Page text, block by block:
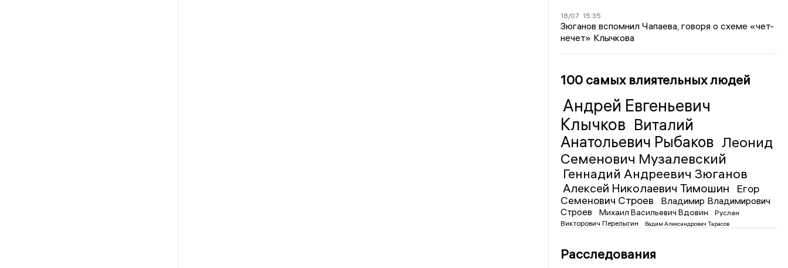
18/07 15:35
Зюганов вспомнил Чапаева, говоря о схеме «чет-
нечет» Клычкова
100 самых влиятельных людей
Андрей Евгеньевич
Клычков Виталий
Анатольевич Рыбаков Леонид
Семенович Музалевский
Геннадий Андреевич Зюганов
Алексей Николаевич Тимошин
Егор
Семенович Строев
Владимир Владимирович
Строев
Михаил Васильевич Вдовин
Руслан
Викторович Перелыгин
Вадим Александрович Тарасов
Расследования